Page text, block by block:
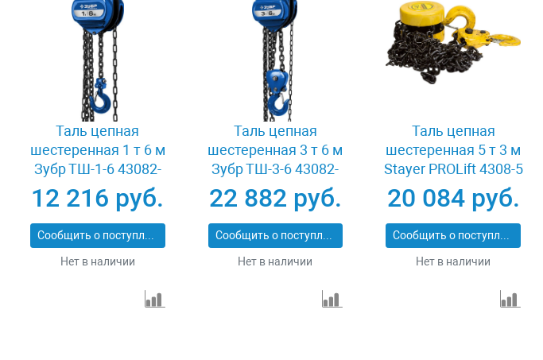
Таль цепная
шестеренная 1 т 6 м
Зубр ТШ-1-6 43082-
1_z01
12 216 руб.
Сообщить о поступлении
Нет в наличии
Таль цепная
шестеренная 3 т 6 м
Зубр ТШ-3-6 43082-
3_z01
22 882 руб.
Сообщить о поступлении
Нет в наличии
Таль цепная
шестеренная 5 т 3 м
Stayer PROLift 4308-5
20 084 руб.
Сообщить о поступлении
Нет в наличии